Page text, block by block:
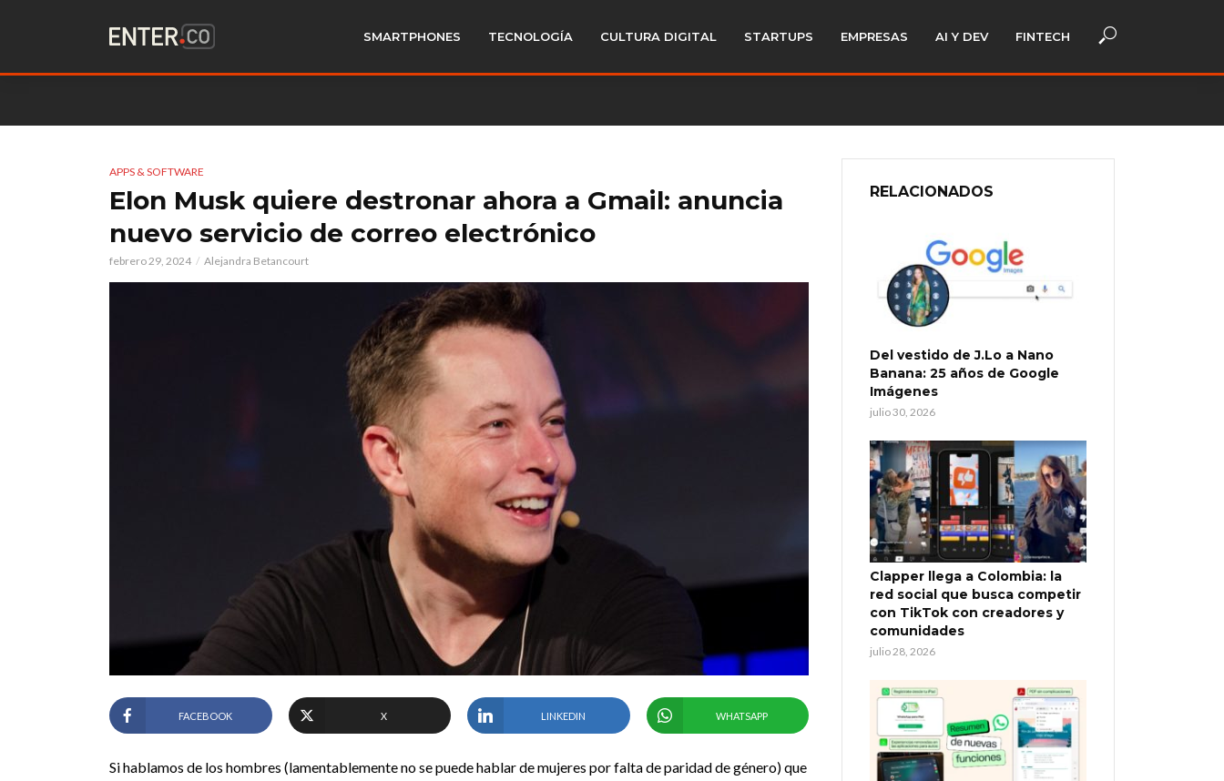
SMARTPHONES TECNOLOGÍA CULTURA DIGITAL STARTUPS EMPRESAS AI Y DEV FINTECH
APPS & SOFTWARE
Elon Musk quiere destronar ahora a Gmail: anuncia
nuevo servicio de correo electrónico
febrero 29, 2024 Alejandra Betancourt
FACEBOOK X LINKEDIN WHATSAPP
Si hablamos de los hombres (lamentablemente no se puede hablar de mujeres por falta de paridad de género) que
RELACIONADOS
Del vestido de J.Lo a Nano
Banana: 25 años de Google
Imágenes
julio 30, 2026
Clapper llega a Colombia: la
red social que busca competir
con TikTok con creadores y
comunidades
julio 28, 2026